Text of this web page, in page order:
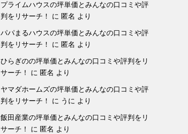
プライムハウスの坪単価とみんなの口コミや評
判をリサーチ！
に 匿名 より
パパまるハウスの坪単価とみんなの口コミや評
判をリサーチ！
に 匿名 より
ひらぎのの坪単価とみんなの口コミや評判をリ
サーチ！
に 匿名 より
ヤマダホームズの坪単価とみんなの口コミや評
判をリサーチ！
に うに より
飯田産業の坪単価とみんなの口コミや評判をリ
サーチ！
に 匿名 より